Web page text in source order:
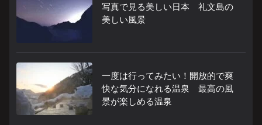
写真で見る美しい日本 礼文島の
美しい風景
一度は行ってみたい！開放的で爽
快な気分になれる温泉 最高の風
景が楽しめる温泉